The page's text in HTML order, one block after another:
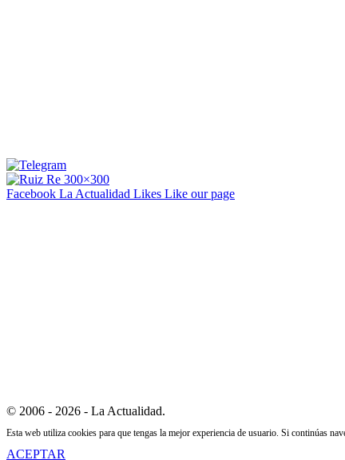
Facebook La Actualidad Likes Like our page
© 2006 - 2026 - La Actualidad.
Esta web utiliza cookies para que tengas la mejor experiencia de usuario. Si continúas
ACEPTAR